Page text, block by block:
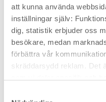
att kunna använda
inställningar själv:
dig, statistik erbjuder oss
besökare, medan
förbättra vår
skräddarsydd reklam. Det
Bolåneräntorna
styrränta, som justeras
förhållanden. Under en
styrräntan att vara låg
vilket resulterar i lägre